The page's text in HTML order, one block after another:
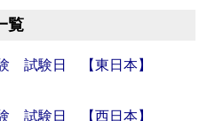
覧
試験日 【東日本】
試験日 【西日本】